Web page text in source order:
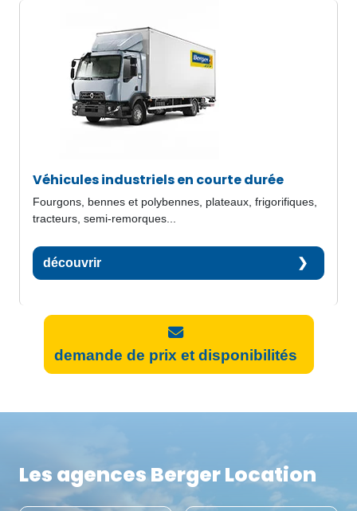
Véhicules industriels en courte durée
Fourgons, bennes et polybennes, plateaux, frigorifiques,
tracteurs, semi-remorques...
découvrir
demande de prix et disponibilités
Les agences Berger Location